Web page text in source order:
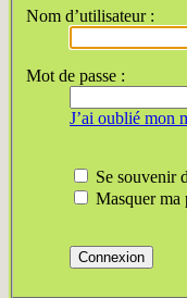
Nom d’utilisateur :
Mot de passe :
J’ai oublié mon
Se souvenir
Masquer ma